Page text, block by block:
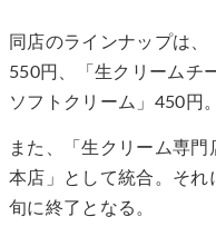
同店のラインナップは、
550円、「生クリームチ
ソフトクリーム」450円。
また、「生クリーム専
本店」として統合。それ
旬に終了となる。